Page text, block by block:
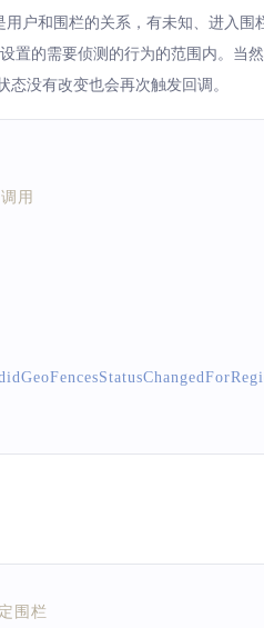
户和围栏的关系，有未知、进入围
置的需要侦测的行为的范围内。当
态没有改变也会再次触发回调。
用
);
围栏